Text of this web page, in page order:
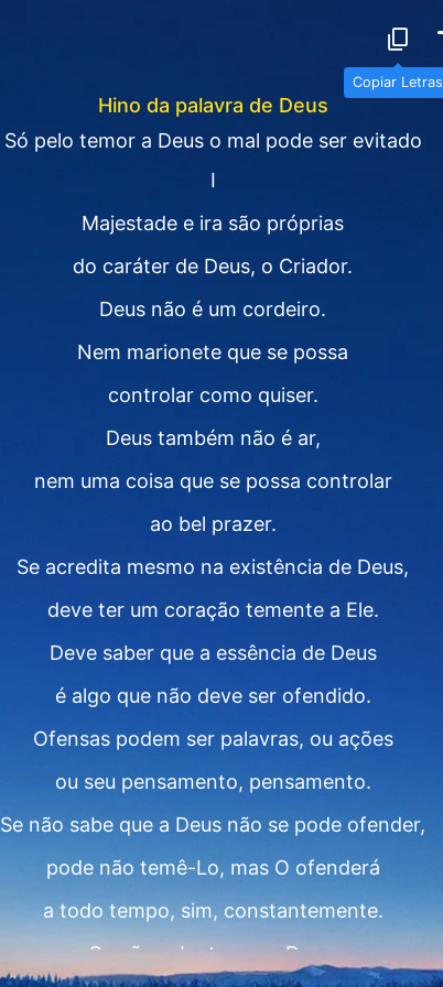
Copiar Letras
Hino da palavra de Deus
Só pelo temor a Deus o mal pode ser evitado
I
Majestade e ira são próprias
do caráter de Deus, o Criador.
Deus não é um cordeiro.
Nem marionete que se possa
controlar como quiser.
Deus também não é ar,
nem uma coisa que se possa controlar
ao bel prazer.
Se acredita mesmo na existência de Deus,
deve ter um coração temente a Ele.
Deve saber que a essência de Deus
é algo que não deve ser ofendido.
Ofensas podem ser palavras, ou ações
ou seu pensamento, pensamento.
Se não sabe que a Deus não se pode ofender,
pode não temê-Lo, mas O ofenderá
a todo tempo, sim, constantemente.
Se não sabe temer a Deus,